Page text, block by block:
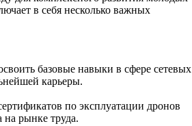
в себя несколько важных
базовые навыки в сфере сетевых
карьеры.
по эксплуатации дронов
рынке труда.